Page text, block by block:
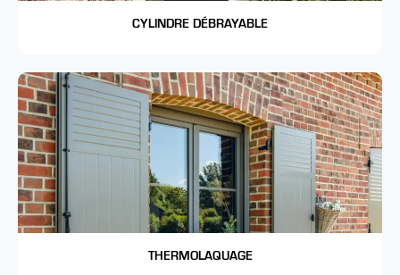
CYLINDRE DÉBRAYABLE
THERMOLAQUAGE